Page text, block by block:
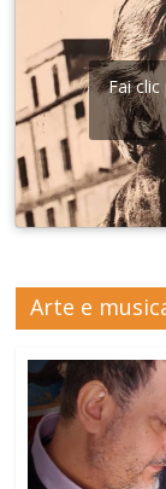
Fai
Arte e